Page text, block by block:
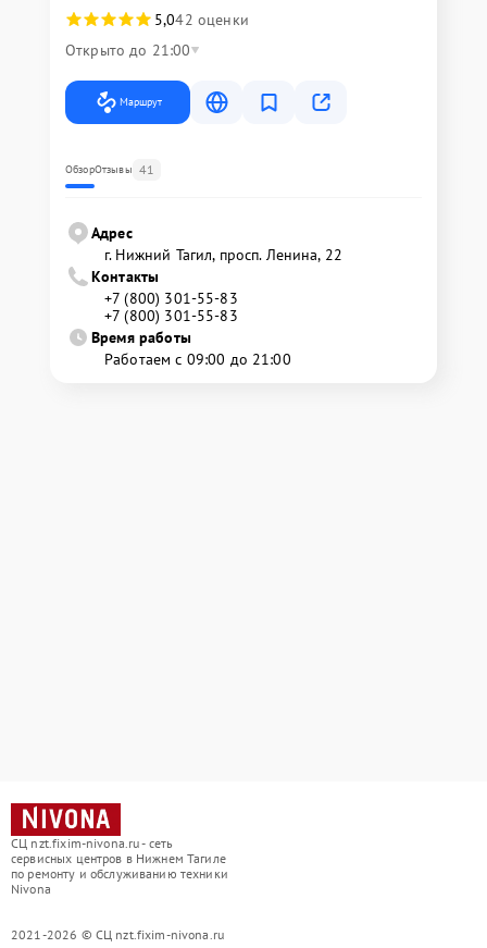
5,042 оценки
Открыто до 21:00
Маршрут
ОбзорОтзывы 41
Адрес
г. Нижний Тагил, просп. Ленина, 22
Контакты
+7 (800) 301-55-83
+7 (800) 301-55-83
Время работы
Работаем с 09:00 до 21:00
СЦ nzt.fixim-nivona.ru - сеть
сервисных центров в Нижнем Тагиле
по ремонту и обслуживанию техники
Nivona
2021-2026 © СЦ nzt.fixim-nivona.ru